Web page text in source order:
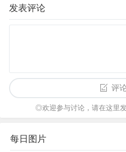
发表评论
评
◎欢迎参与讨论，请在这里
每日图片